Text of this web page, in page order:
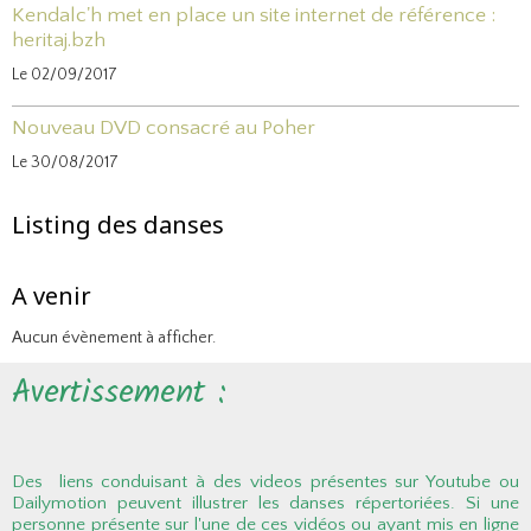
Kendalc'h met en place un site internet de référence :
heritaj.bzh
Le 02/09/2017
Nouveau DVD consacré au Poher
Le 30/08/2017
Listing des danses
A venir
Aucun évènement à afficher.
Avertissement :
Des liens conduisant à des videos présentes sur Youtube ou
Dailymotion peuvent illustrer les danses répertoriées. Si une
personne présente sur l'une de ces vidéos ou ayant mis en ligne